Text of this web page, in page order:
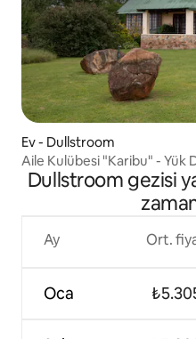
Ev - Dullstroom
Aile Kulübesi "Karibu" - Yük
Dullstroom gezisi
Ay
Oca
Ort.